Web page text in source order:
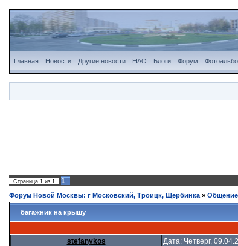
Главная Новости Другие новости НАО Блоги Форум
Страница 1 из 1 1
Форум Новой Москвы: г Московский, Троицк, Щербинка » Общение
багажник на крышу
stefanykos Дата: Четверг,